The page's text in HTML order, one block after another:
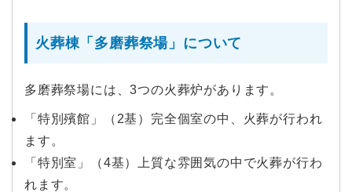
火葬棟「多磨葬祭場」について
多磨葬祭場には、3つの火葬炉があります。
「特別殯館」（2基）完全個室の中、火葬が行われ
ます。
「特別室」（4基）上質な雰囲気の中で火葬が行わ
れます。